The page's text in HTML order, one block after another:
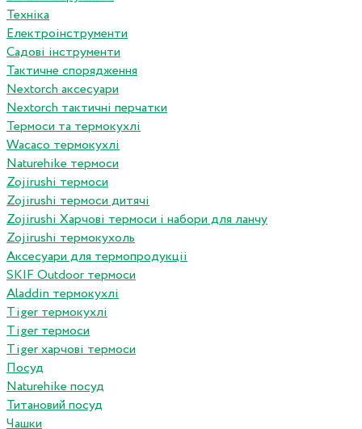
Техніка
Електроінструменти
Садові інструменти
Тактичне спорядження
Nextorch аксесуари
Nextorch тактичні перчатки
Термоси та термокухлі
Wacaco термокухлі
Naturehike термоси
Zojirushi термоси
Zojirushi термоси дитячі
Zojirushi Харчові термоси і набори для ланчу
Zojirushi термокухоль
Аксесуари для термопродукціі
SKIF Outdoor термоси
Aladdin термокухлі
Tiger термокухлі
Tiger термоси
Tiger харчові термоси
Посуд
Naturehike посуд
Титановий посуд
Чашки